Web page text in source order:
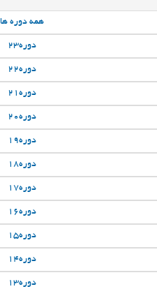
همه دوره ها
دوره23
دوره22
دوره21
دوره20
دوره19
دوره18
دوره17
دوره16
دوره15
دوره14
دوره13